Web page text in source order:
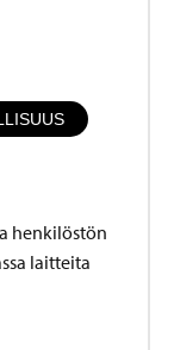
henkilöstön
laitteita